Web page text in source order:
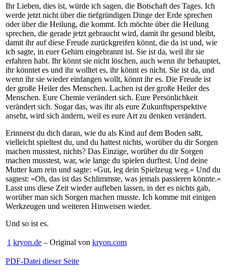
Ihr Lieben, dies ist, würde ich sagen, die Botschaft des Tages. Ich
werde jetzt nicht über die tiefgründigen Dinge der Erde sprechen
oder über die Heilung, die kommt. Ich möchte über die Heilung
sprechen, die gerade jetzt gebraucht wird, damit ihr gesund bleibt,
damit ihr auf diese Freude zurückgreifen könnt, die da ist und, wie
ich sagte, in euer Gehirn eingebrannt ist. Sie ist da, weil ihr sie
erfahren habt. Ihr könnt sie nicht löschen, auch wenn ihr behauptet,
ihr könntet es und ihr wolltet es, ihr könnt es nicht. Sie ist da, und
wenn ihr sie wieder einfangen wollt, könnt ihr es. Die Freude ist
der große Heiler des Menschen. Lachen ist der große Heiler des
Menschen. Eure Chemie verändert sich. Eure Persönlichkeit
verändert sich. Sogar das, was ihr als eure Zukunftsperspektive
anseht, wird sich ändern, weil es eure Art zu denken verändert.
Erinnerst du dich daran, wie du als Kind auf dem Boden saßt,
vielleicht spieltest du, und du hattest nichts, worüber du dir Sorgen
machen musstest, nichts? Das Einzige, worüber du dir Sorgen
machen musstest, war, wie lange du spielen durftest. Und deine
Mutter kam rein und sagte: »Gut, leg dein Spielzeug weg.« Und du
sagtest: »Oh, das ist das Schlimmste, was jemals passieren könnte.«
Lasst uns diese Zeit wieder aufleben lassen, in der es nichts gab,
worüber man sich Sorgen machen musste. Ich komme mit einigen
Werkzeugen und weiteren Hinweisen wieder.
Und so ist es.
1 kryon.de – Original von kryon.com
PDF-Datei dieser Seite